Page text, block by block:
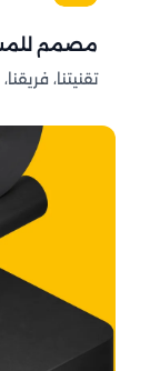
مصمم
تقنيتنا،